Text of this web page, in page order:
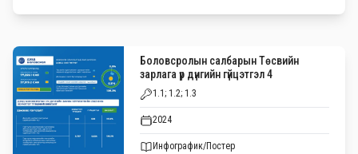
Боловсролын салбарын Төсвийн
зарлага үр дүнгийн гүйцэтгэл 4
1.1; 1.2; 1.3
2024
Инфографик/Постер